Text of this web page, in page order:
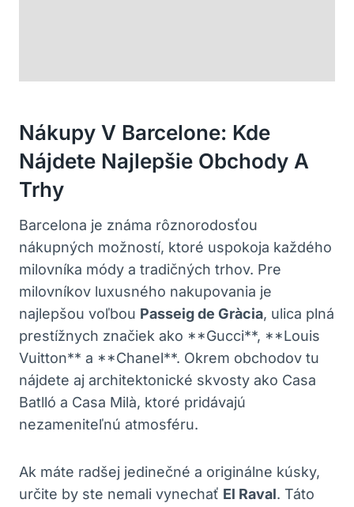
Nákupy V Barcelone: Kde
Nájdete Najlepšie Obchody A
Trhy
Barcelona je známa rôznorodosťou
nákupných možností, ktoré uspokoja každého
milovníka módy a tradičných trhov. Pre
milovníkov luxusného nakupovania je
najlepšou voľbou Passeig de Gràcia, ulica plná
prestížnych značiek ako **Gucci**, **Louis
Vuitton** a **Chanel**. Okrem obchodov tu
nájdete aj architektonické skvosty ako Casa
Batlló a Casa Milà, ktoré pridávajú
nezameniteľnú atmosféru.
Ak máte radšej jedinečné a originálne kúsky,
určite by ste nemali vynechať El Raval. Táto